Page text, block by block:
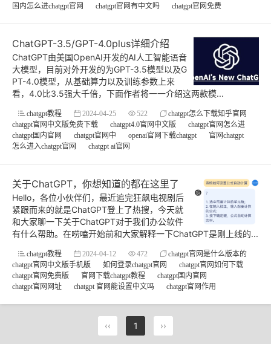
国内怎么进chatgpt官网
chatgpt官网有中文吗 chatgpt官网免费
ChatGPT-3.5/GPT-4.0plus详细介绍
ChatGPT由美国OpenAI开发的AI人工智能语音
大模型，目前对外开发的为GPT-3.5模型以及G
PT-4.0模型，从基础算力以及训练参数上来
看，4.0比3.5强大千倍，下面作者将一一介绍这两款模...
chatgpt教程 2024-04-25 522
chatgpt怎么下载知乎官网
chatgpt官网中文版免费下载
chatgpt4.0官网中文版
chatgpt官网怎么进
chatgpt国内官网
chatgpt官网中 openai官网下载chatgpt
官网chatgpt
怎么进入chatgpt官网
chatgpt ai官网
关于ChatGPT，你想知道的都在这里了
Hello，各位小伙伴们，最近追完狂飙电视剧后
紧跟而来的就是ChatGPT登上了热搜，今天就
和大家聊一下关于ChatGPT对于我们办公软件
有什么帮助。在唠嗑开始前和大家解释一下ChatGPT是刚上线的...
chatgpt教程 2024-04-12 472
chatgpt官网是什么版本的
chatgpt官网中文版手机版
如何登录chatgpt官网
chatgpt官网如何下载
chatgpt官网免费版
官网下载chatgpt教程
chatgpt国内官网
chatgpt官网网址
chatgpt 官网能设置中文吗 chatgpt官网作用
‹‹ 1 ››